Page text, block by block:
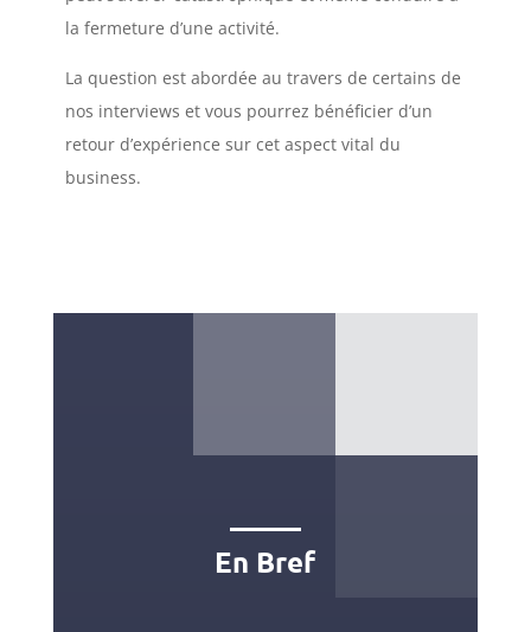
la fermeture d’une activité.
La question est abordée au travers de certains de
nos interviews et vous pourrez bénéficier d’un
retour d’expérience sur cet aspect vital du
business.
En Bref